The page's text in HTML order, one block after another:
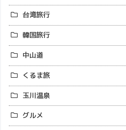
台湾旅行
韓国旅行
中山道
くるま旅
玉川温泉
グルメ